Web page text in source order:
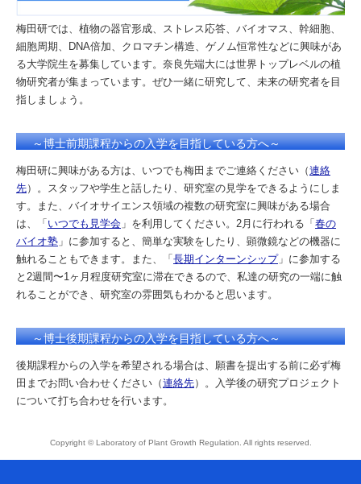
梅田研では、植物の器官形成、ストレス応答、バイオマス、幹細胞、
細胞周期、DNA倍加、クロマチン構造、ゲノム恒常性などに興味があ
る大学院生を募集しています。奈良先端大には世界トップレベルの植
物研究者が集まっています。ぜひ一緒に研究して、未来の研究者を目
指しましょう。
～博士前期課程からの入学を目指している方へ～
梅田研に興味がある方は、いつでも梅田までご連絡ください（連絡
先）。スタッフや学生と話したり、研究室の見学をできるようにしま
す。また、バイオサイエンス領域の複数の研究室に興味がある場合
は、「 いつでも見学会 」を利用してください。2月に行われる「 春の
バイオ塾 」に参加すると、簡単な実験をしたり、顕微鏡などの機器に
触れることもできます。また、「 長期インターンシップ」に参加する
と2週間〜1ヶ月程度研究室に滞在できるので、私達の研究の一端に触
れることができ、研究室の雰囲気もわかると思います。
～博士後期課程からの入学を目指している方へ～
後期課程からの入学を希望される場合は、願書を提出する前に必ず梅
田までお問い合わせください（連絡先）。入学後の研究プロジェクト
について打ち合わせを行います。
Copyright © Laboratory of Plant Growth Regulation. All rights reserved.